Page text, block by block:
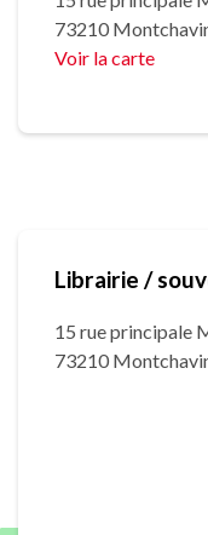
73210
Voir la carte
Librairie /
15 rue principale
73210